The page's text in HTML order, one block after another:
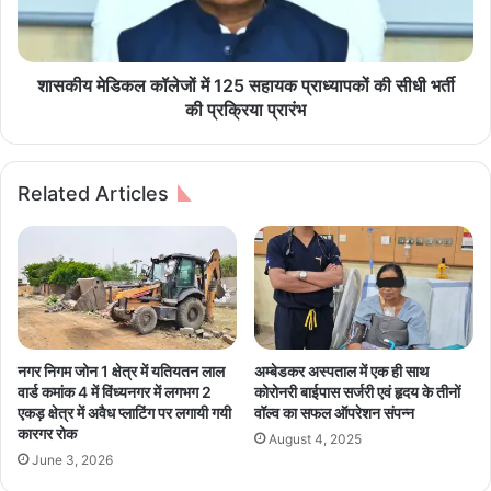
उ
द्या
न
ई
ग
ज
क
र
अ
भि
न
च
ला
या
क
ल
कॉ
5
य
क
प्रा
ध्या
कों
की
सी
धी
शासकीय मेडिकल कॉलेजों में 125 सहायक प्राध्यापकों की सीधी भर्ती
की प्रक्रिया प्रारंभ
Related Articles
नगर निगम जोन 1 क्षेत्र में यतियतन लाल
वार्ड कमांक 4 में विंध्यनगर में लगभग 2
एकड़ क्षेत्र में अवैध प्लाटिंग पर लगायी गयी
कारगर रोक
June 3, 2026
अम्बेडकर अस्पताल में एक ही साथ
कोरोनरी बाईपास सर्जरी एवं हृदय के तीनों
वॉल्व का सफल ऑपरेशन संपन्न
August 4, 2025